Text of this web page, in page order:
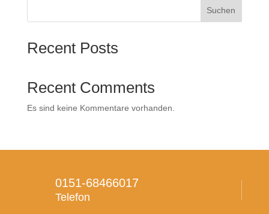
Suchen
Recent Posts
Recent Comments
Es sind keine Kommentare vorhanden.
0151-68466017
Telefon